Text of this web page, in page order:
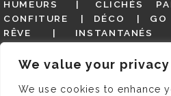
We value your privacy
We use cookies to enhance
HUMEURS
CLICHÉS
CONFITURE
DÉCO GO
RÊVE
INSTANTANÉS
MES ADRESSES
MODE
GUIDE
PARIS EN